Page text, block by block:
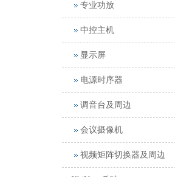
专业功放
中控主机
显示屏
电源时序器
调音台及周边
会议摄像机
视频矩阵切换器及周边